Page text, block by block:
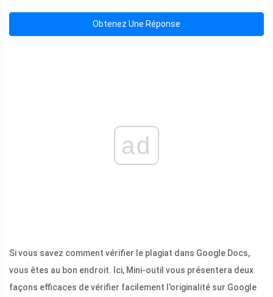
Obtenez Une Réponse
ad
Si vous savez comment vérifier le plagiat dans Google Docs,
vous êtes au bon endroit. Ici, Mini-outil vous présentera deux
façons efficaces de vérifier facilement l'originalité sur Google